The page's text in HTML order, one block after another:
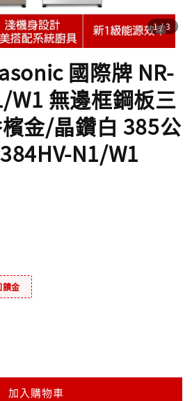
1/3
國際牌 NR-
W1 無邊框鋼板三
金/晶鑽白 385公
N1/W1
金
加入購物車